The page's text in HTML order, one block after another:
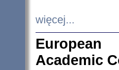
więcej...
European
Academic